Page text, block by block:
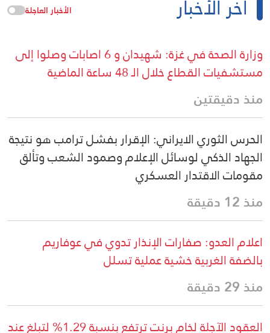
آخر الأخبار الأخبار العاجلة
وزارة الصحة في غزة: شهيدان و 6 اصابات وصلوا إلى
مستشفيات القطاع خلال الـ 48 ساعة الماضية
منذ دقيقتين
الحرس الثوري الايراني: الإقرار بفشل ترامب هو نتيجة
الجهاد الذكي لوسائل الإعلام وصمود الشعب وتألق
مقومات الاقتدار العسكري
منذ 12 دقيقة
اعلام العدو: صفارات الإنذار تدوي في عوفاريم
بالضفة الغربية خشية عملية تسلل
منذ 29 دقيقة
العقود الآجلة لخام برنت ترتفع بنسبة 1.29% لتبلغ عند